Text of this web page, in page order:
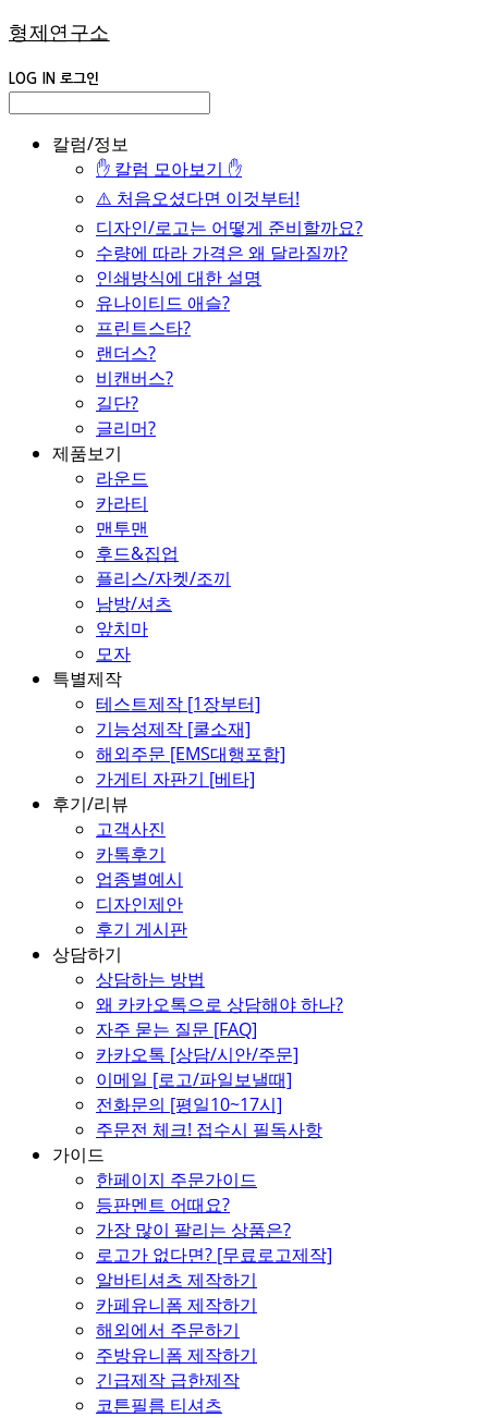
형제연구소
LOG IN 로그인
칼럼/정보
✋ 칼럼 모아보기 ✋
⚠️ 처음오셨다면 이것부터!
디자인/로고는 어떻게 준비할까요?
수량에 따라 가격은 왜 달라질까?
인쇄방식에 대한 설명
유나이티드 애슬?
프린트스타?
랜더스?
비캔버스?
길단?
글리머?
제품보기
라운드
카라티
맨투맨
후드&집업
플리스/자켓/조끼
남방/셔츠
앞치마
모자
특별제작
테스트제작 [1장부터]
기능성제작 [쿨소재]
해외주문 [EMS대행포함]
가게티 자판기 [베타]
후기/리뷰
고객사진
카톡후기
업종별예시
디자인제안
후기 게시판
상담하기
상담하는 방법
왜 카카오톡으로 상담해야 하나?
자주 묻는 질문 [FAQ]
카카오톡 [상담/시안/주문]
이메일 [로고/파일보낼때]
전화문의 [평일10~17시]
주문전 체크! 접수시 필독사항
가이드
한페이지 주문가이드
등판멘트 어때요?
가장 많이 팔리는 상품은?
로고가 없다면? [무료로고제작]
알바티셔츠 제작하기
카페유니폼 제작하기
해외에서 주문하기
주방유니폼 제작하기
긴급제작 급한제작
코튼필름 티셔츠